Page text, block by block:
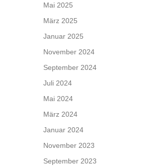
Mai 2025
März 2025
Januar 2025
November 2024
September 2024
Juli 2024
Mai 2024
März 2024
Januar 2024
November 2023
September 2023